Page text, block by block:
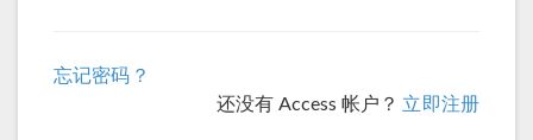
忘记密码？
还没有 Access 帐户？ 立即注册